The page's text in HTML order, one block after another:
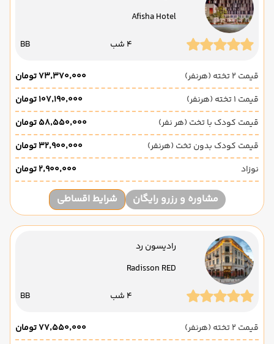
Afisha Hotel
4 شب BB
قیمت 2 تخته (هرنفر)
۷۳٬۳۷۰٬۰۰۰ تومان
قیمت 1 تخته (هرنفر)
۱۰۷٬۱۹۰٬۰۰۰ تومان
قیمت کودک با تخت (هر نفر)
۵۸٬۵۵۰٬۰۰۰ تومان
قیمت کودک بدون تخت (هرنفر)
۳۲٬۹۰۰٬۰۰۰ تومان
نوزاد
۲٬۹۰۰٬۰۰۰ تومان
مشاوره و رزرو رایگان شرایط اقساطی
رادیسون رد
Radisson RED
4 شب BB
قیمت 2 تخته (هرنفر)
۷۷٬۵۵۰٬۰۰۰ تومان